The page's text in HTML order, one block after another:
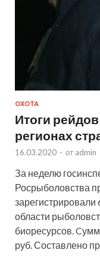
ОХОТА
Итоги
регионах
16.03.2020 - от admin
За неделю
Росрыболовства
зарегистрировали
области
биоресурсов.
руб. Составлено